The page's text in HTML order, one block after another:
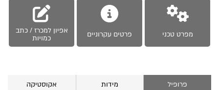
מפרט טכני פרטים עקרוניים
אפיון למכרז / כתב
כמויות
פרופיל מידות אקוסטיקה